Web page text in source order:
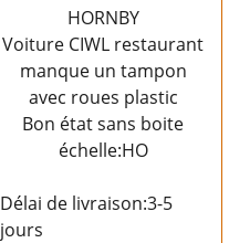
HORNBY
Voiture CIWL restaurant
manque un tampon
avec roues plastic
Bon état sans boite
échelle:HO
Délai de livraison:3-5
jours